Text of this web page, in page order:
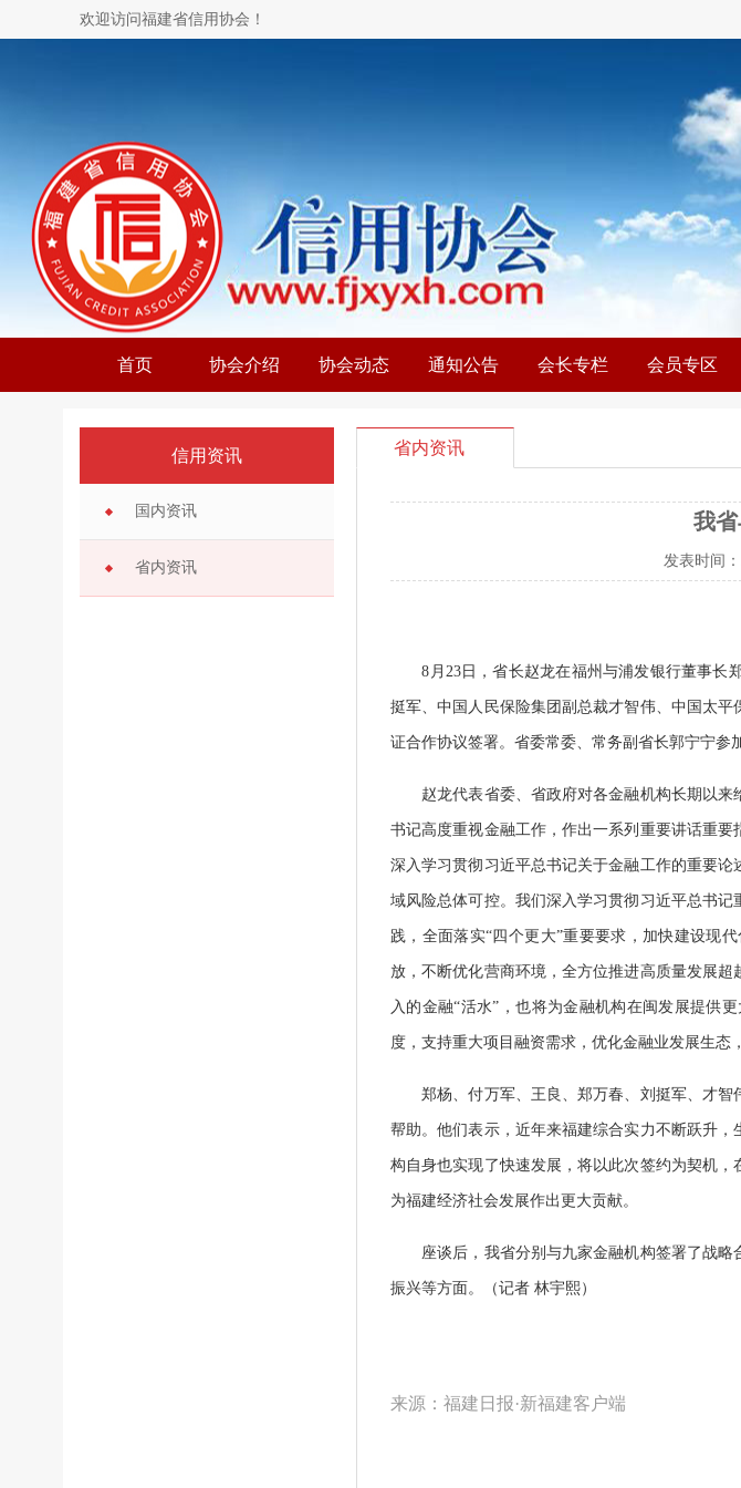
欢迎访问福建省信用协会！
首页 协会介绍 协会动态 通知公告 会长专栏 会员专区
信用资讯
国内资讯
省内资讯
省内资讯
我
发表时间：
8月23日，省长赵龙在福州与浦发银行董事长郑
挺军、中国人民保险集团副总裁才智伟、中国太
证合作协议签署。省委常委、常务副省长郭宁宁参
赵龙代表省委、省政府对各金融机构长期以来
书记高度重视金融工作，作出一系列重要讲话重
深入学习贯彻习近平总书记关于金融工作的重要
域风险总体可控。我们深入学习贯彻习近平总书
践，全面落实“四个更大”重要要求，加快建设现
放，不断优化营商环境，全方位推进高质量发展
入的金融“活水”，也将为金融机构在闽发展提供
度，支持重大项目融资需求，优化金融业发展生态
郑杨、付万军、王良、郑万春、刘挺军、才智
帮助。他们表示，近年来福建综合实力不断跃升
构自身也实现了快速发展，将以此次签约为契机
为福建经济社会发展作出更大贡献。
座谈后，我省分别与九家金融机构签署了战略
振兴等方面。（记者 林宇熙）
来源：福建日报·新福建客户端